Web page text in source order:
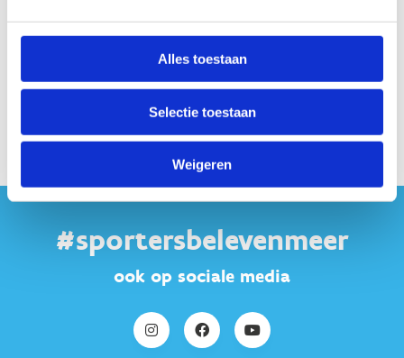
Alles toestaan
Selectie toestaan
Weigeren
Verander cookie settings
#sportersbelevenmeer
ook op sociale media